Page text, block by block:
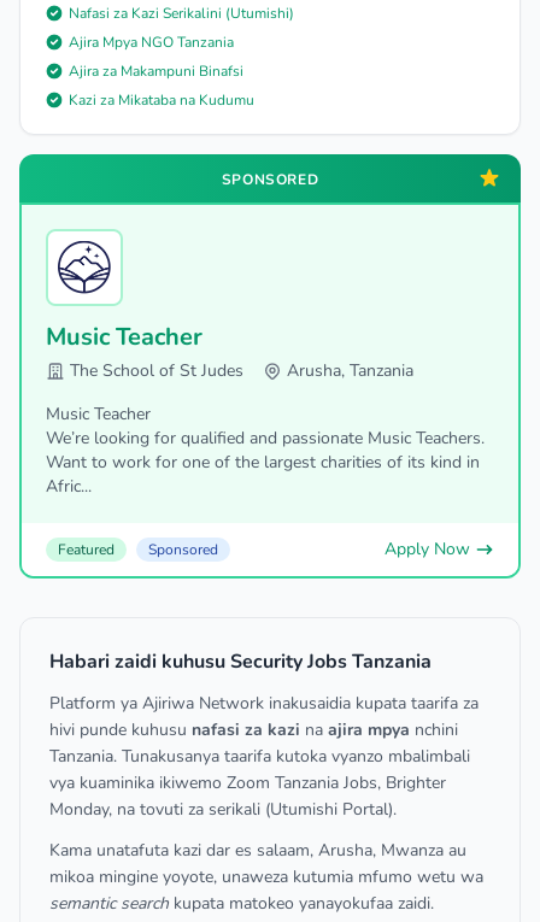
Nafasi za Kazi Serikalini (Utumishi)
Ajira Mpya NGO Tanzania
Ajira za Makampuni Binafsi
Kazi za Mikataba na Kudumu
SPONSORED
Music Teacher
The School of St Judes
Arusha, Tanzania
Music Teacher
We’re looking for qualified and passionate Music Teachers.
Want to work for one of the largest charities of its kind in
Afric...
Featured Sponsored Apply Now
Habari zaidi kuhusu Security Jobs Tanzania
Platform ya Ajiriwa Network inakusaidia kupata taarifa za
hivi punde kuhusu nafasi za kazi na ajira mpya nchini
Tanzania. Tunakusanya taarifa kutoka vyanzo mbalimbali
vya kuaminika ikiwemo Zoom Tanzania Jobs, Brighter
Monday, na tovuti za serikali (Utumishi Portal).
Kama unatafuta kazi dar es salaam, Arusha, Mwanza au
mikoa mingine yoyote, unaweza kutumia mfumo wetu wa
semantic search kupata matokeo yanayokufaa zaidi.